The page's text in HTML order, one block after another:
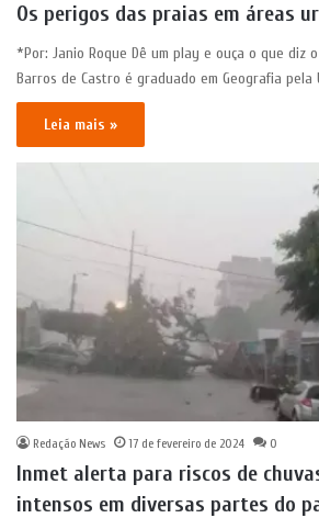
Os perigos das praias em áreas
*Por: Janio Roque Dê um play e ouça o que diz
Barros de Castro é graduado em Geografia pela
Leia mais »
Redação News 17 de fevereiro de 2024 0
Inmet alerta para riscos de
intensos em diversas partes do